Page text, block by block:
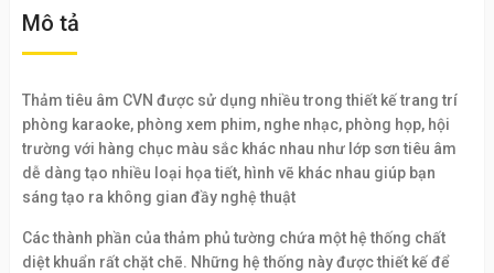
Mô tả
Thảm tiêu âm CVN được sử dụng nhiều trong thiết kế trang trí
phòng karaoke, phòng xem phim, nghe nhạc, phòng họp, hội
trường với hàng chục màu sắc khác nhau như lớp sơn tiêu âm
dễ dàng tạo nhiều loại họa tiết, hình vẽ khác nhau giúp bạn
sáng tạo ra không gian đầy nghệ thuật
Các thành phần của thảm phủ tường chứa một hệ thống chất
diệt khuẩn rất chặt chẽ. Những hệ thống này được thiết kế để